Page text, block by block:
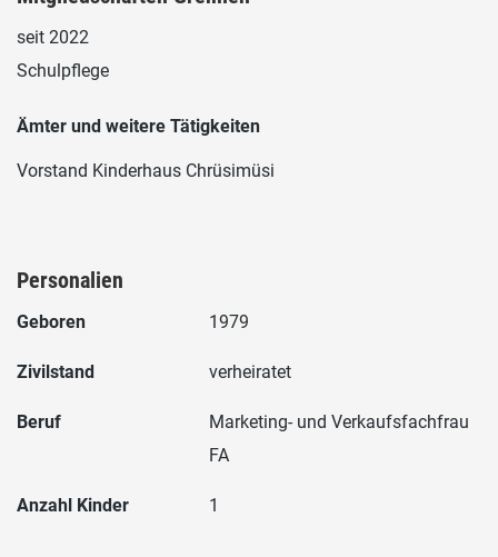
seit 2022
Schulpflege
Ämter und weitere Tätigkeiten
Vorstand Kinderhaus Chrüsimüsi
Personalien
Geboren 1979
Zivilstand verheiratet
Beruf
Marketing- und Verkaufsfachfrau
FA
Anzahl Kinder 1